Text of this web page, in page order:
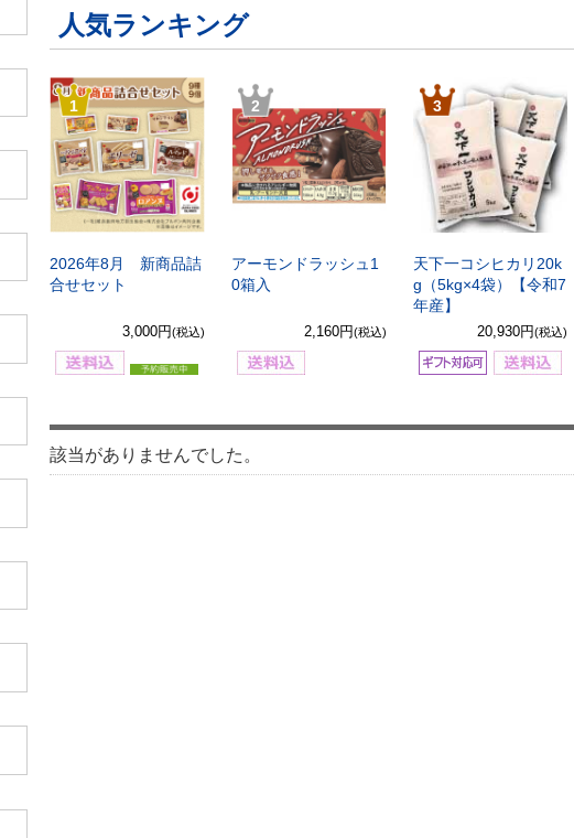
人気ランキング
1
2026年8月 新商品詰
合せセット
3,000円(税込)
2
アーモンドラッシュ1
0箱入
2,160円(税込)
3
天下一コシヒカリ20k
g（5kg×4袋）【令和7
年産】
20,930円(税込)
該当がありませんでした。